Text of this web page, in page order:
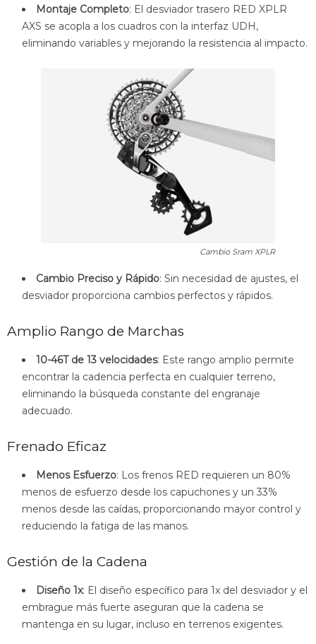
Montaje Completo: El desviador trasero RED XPLR
AXS se acopla a los cuadros con la interfaz UDH,
eliminando variables y mejorando la resistencia al impacto.
Cambio Sram XPLR
Cambio Preciso y Rápido: Sin necesidad de ajustes, el
desviador proporciona cambios perfectos y rápidos.
Amplio Rango de Marchas
10-46T de 13 velocidades: Este rango amplio permite
encontrar la cadencia perfecta en cualquier terreno,
eliminando la búsqueda constante del engranaje
adecuado.
Frenado Eficaz
Menos Esfuerzo: Los frenos RED requieren un 80%
menos de esfuerzo desde los capuchones y un 33%
menos desde las caídas, proporcionando mayor control y
reduciendo la fatiga de las manos.
Gestión de la Cadena
Diseño 1x: El diseño específico para 1x del desviador y el
embrague más fuerte aseguran que la cadena se
mantenga en su lugar, incluso en terrenos exigentes.